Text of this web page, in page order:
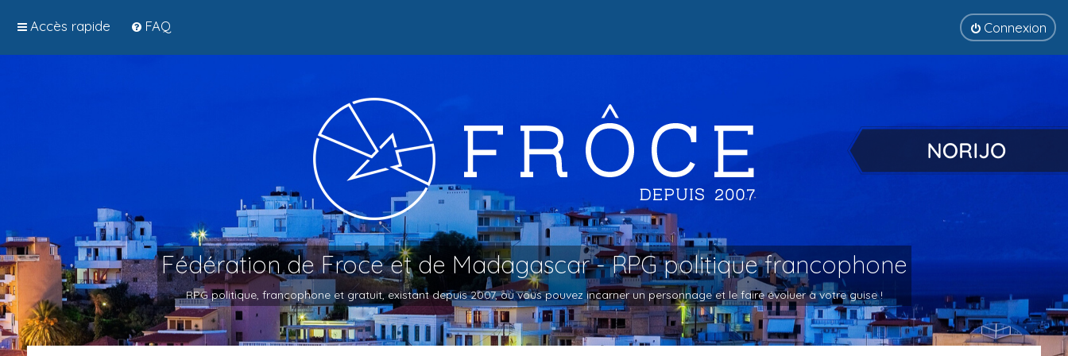
Accès rapide FAQ Connexion
Fédération de Froce et de Madagascar - RPG politique francophone
RPG politique, francophone et gratuit, existant depuis 2007, où vous pouvez incarner un personnage et le faire évoluer à votre guise !